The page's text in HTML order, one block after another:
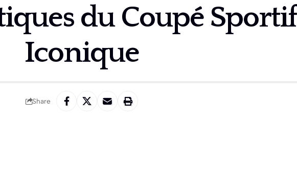
du Coupé Sportif
Iconique
Share